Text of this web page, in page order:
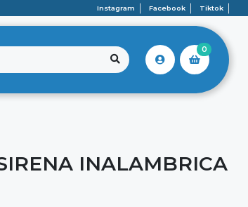
Instagram Facebook Tiktok
0
INALAMBRICA